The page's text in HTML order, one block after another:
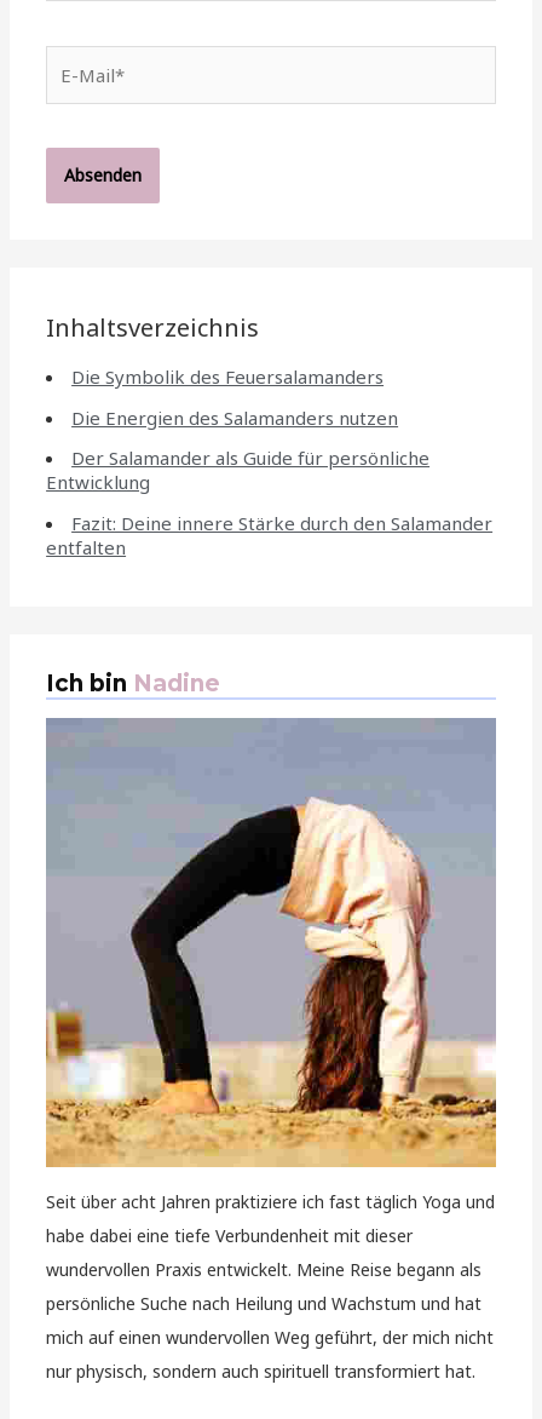
Mail*
Inhaltsverzeichnis
Die Symbolik des Feuersalamanders
Die Energien des Salamanders nutzen
Der Salamander als Guide für persönliche
Entwicklung
Fazit: Deine innere Stärke durch den Salamander
entfalten
Ich bin Nadine
Seit über acht Jahren praktiziere ich fast täglich Yoga und
habe dabei eine tiefe Verbundenheit mit dieser
wundervollen Praxis entwickelt. Meine Reise begann als
persönliche Suche nach Heilung und Wachstum und hat
mich auf einen wundervollen Weg geführt, der mich nicht
nur physisch, sondern auch spirituell transformiert hat.